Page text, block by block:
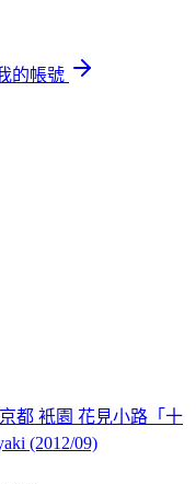
的帳號
都 衹園 花見小路「十
(2012/09)